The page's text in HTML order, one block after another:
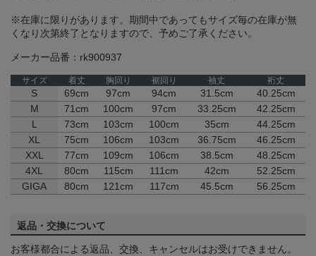
※在庫に限りがあります。期間中であってもサイズ毎の在庫が無
くなり次第終了となりますので、予めご了承ください。
メーカー品番：rk900937
サイズ 着丈 胸回り 裾回り 袖丈 裄丈
S 69cm 97cm 94cm 31.5cm
40.25cm
M
71cm 100cm 97cm 33.25cm
42.25cm
L
73cm 103cm 100cm 35cm
44.25cm
XL
75cm 106cm 103cm 36.75cm
46.25cm
XXL
77cm 109cm 106cm 38.5cm
48.25cm
4XL
80cm 115cm 111cm 42cm
52.25cm
GIGA
80cm 121cm 117cm 45.5cm 56.25cm
返品・交換について
お客様都合による返品、交換、キャンセルはお受けできません。